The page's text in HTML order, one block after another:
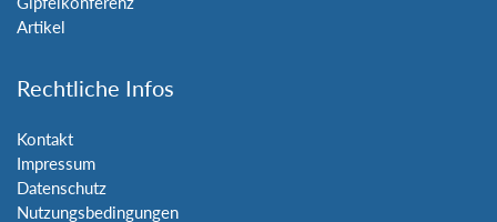
Artikel
Rechtliche Infos
Kontakt
Impressum
Datenschutz
Nutzungsbedingungen